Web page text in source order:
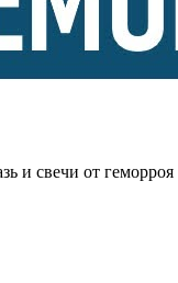
и свечи от геморроя